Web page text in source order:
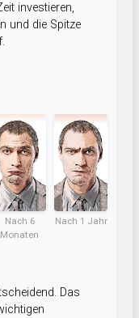
investieren,
und die Spitze
Nach 6
Monaten
Nach 1 Jahr
Das